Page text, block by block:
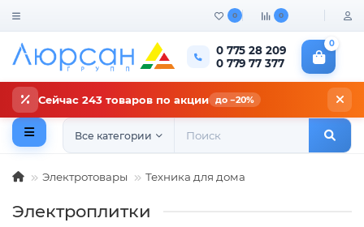
0 0
0 775 28 209
0 779 77 377
0
Сейчас 243 товаров по акции до −20%
Все категории
Электротовары Техника для дома
Электроплитки